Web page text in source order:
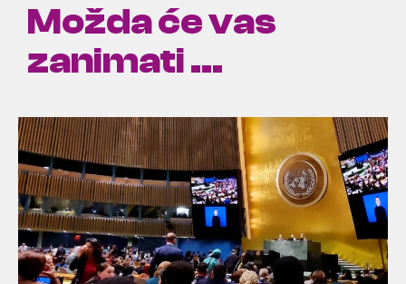
Možda će vas
zanimati ...